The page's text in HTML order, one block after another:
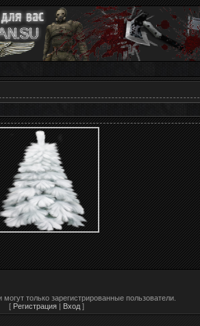
только зарегистрированные пользователи.
[ Регистрация| Вход]